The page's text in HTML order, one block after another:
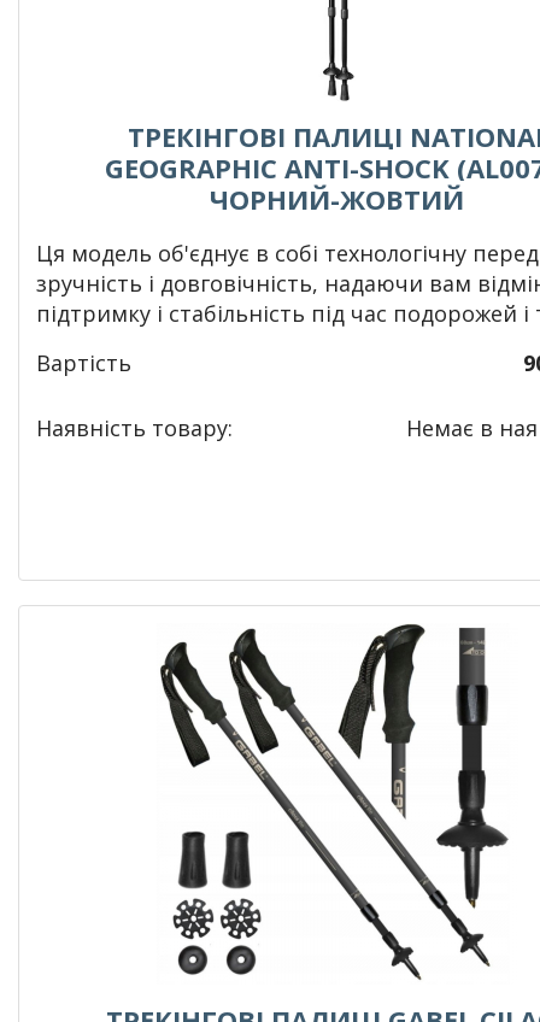
ТРЕКІНГОВІ ПАЛИЦІ
GEOGRAPHIC ANTI-SHOCK
ЧОРНИЙ-ЖОВТИЙ
Ця модель об'єднує в собі технологічну
зручність і довговічність, надаючи вам
підтримку і стабільність під час подорожей і
Вартість
Наявність товару: Немає в